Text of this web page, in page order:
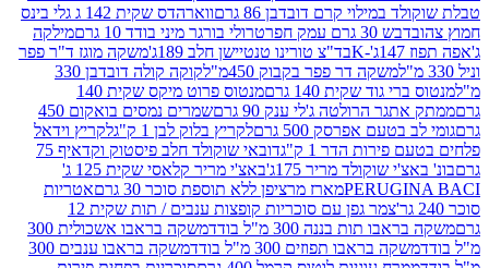
קרם דובדבן 86 גרם
ווארהדס שקית 142 ג גלי בינס
דבש 30 גרם עמק חפר
טרולי בורגר מיני בודד 10 גרם
מילקה
בד"צ טורינו טנטיישן חלב 189ג'
משקה מוגז ד"ר פפר
משקה דר פפר בקבוק 450מ"ל
קוקה קולה דובדבן 330
גוד שקית 140 גרם
מנטוס פרוט מיקס שקית 140
הרולטה ג'לי ענק 90 גרם
שמרים נמסים בואקום 450
אפרסק 500 גרם
לקריץ בלוק לבן 1 ק"ג
לקריץ וידאל
הדר 1 ק"ג
דובאי שוקולד חלב פיסטוק וקדאיף 75
שוקולד מריר 175ג'
באצ'י מריר קלאסי שקית 125 ג'
מארז מרציפן ללא תוספת סוכר 30 גרם
אטריות
צמר גפן עם סוכריות קופצות ענבים / תות שקית 12
תות בננה 300 מ"ל בודד
משקה בראבו אשכולית 300
בראבו תפוזים 300 מ"ל בודד
משקה בראבו ענבים 300